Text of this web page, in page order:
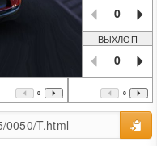
0
ВЫХЛОП
0
0 0